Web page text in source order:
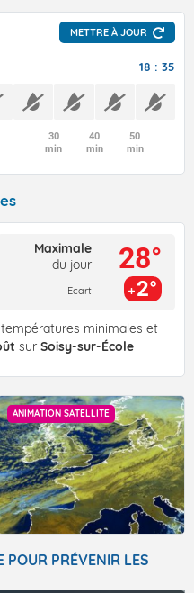
METTRE À JOUR
18 : 35
30
min
40
min
50
min
Maximale
du jour
Ecart
28°
2°
minimales et
sur Soisy-sur-École
ANIMATION SATELLITE
POUR PRÉVENIR LES